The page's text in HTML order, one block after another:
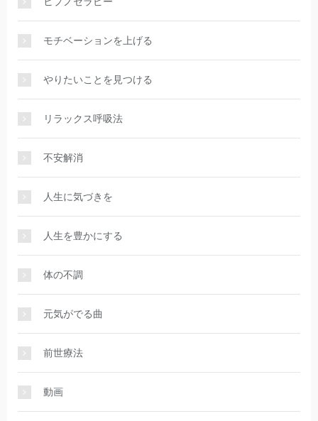
モチベーションを上げる
やりたいことを見つける
リラックス呼吸法
不安解消
人生に気づきを
人生を豊かにする
体の不調
元気がでる曲
前世療法
動画